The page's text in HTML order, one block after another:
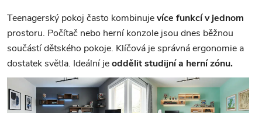
Teenagerský pokoj často kombinujevíce funkcí v jednom
prostoru. Počítač nebo herní konzole jsou dnes běžnou
součástí dětského pokoje. Klíčová je správná ergonomie a
dostatek světla. Ideální jeoddělit studijní a herní zónu.